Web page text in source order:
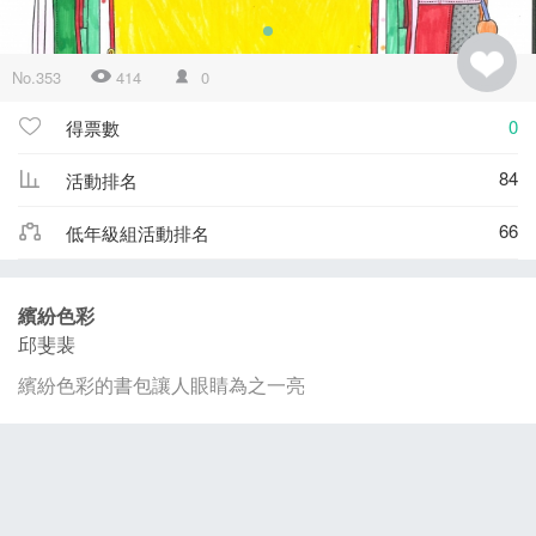
No.353 414 0
得票數 0
活動排名 84
低年級組活動排名 66
繽紛色彩
邱斐裴
繽紛色彩的書包讓人眼睛為之一亮